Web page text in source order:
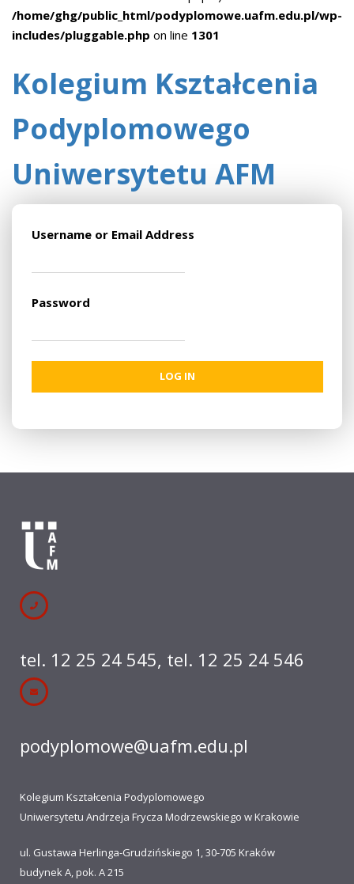
/home/ghg/public_html/podyplomowe.uafm.edu.pl/wp-
includes/pluggable.php on line 1301
Kolegium Kształcenia
Podyplomowego
Uniwersytetu AFM
Username or Email Address
Password
tel. 12 25 24 545, tel. 12 25 24 546
podyplomowe@uafm.edu.pl
Kolegium Kształcenia Podyplomowego
Uniwersytetu Andrzeja Frycza Modrzewskiego w Krakowie
ul. Gustawa Herlinga-Grudzińskiego 1, 30-705 Kraków
budynek A, pok. A 215